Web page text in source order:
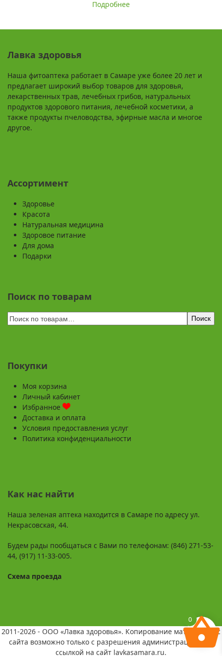
Подробнее
Лавка здоровья
Наша фитоаптека работает в Самаре уже более 20 лет и
предлагает широкий выбор товаров для здоровья,
лекарственных трав, лечебных грибов, натуральных
продуктов здорового питания, лечебной косметики, а
также продукты пчеловодства, эфирные масла и многое
другое.
Ассортимент
Здоровье
Красота
Натуральная медицина
Здоровое питание
Для дома
Подарки
Поиск по товарам
Поиск
Покупки
Моя корзина
Личный кабинет
Избранное
Доставка и оплата
Условия предоставления услуг
Политика конфиденциальности
Как нас найти
Наша зеленая аптека находится в Самаре по адресу ул.
Некрасовская, 44.
Будем рады пообщаться с Вами по телефонам: (846) 271-53-
44, (917) 11-33-005.
Схема проезда
2011-2026 - ООО «Лавка здоровья». Копирование материалов с
сайта возможно только с разрешения администрации и со
ссылкой на сайт lavkasamara.ru.
0